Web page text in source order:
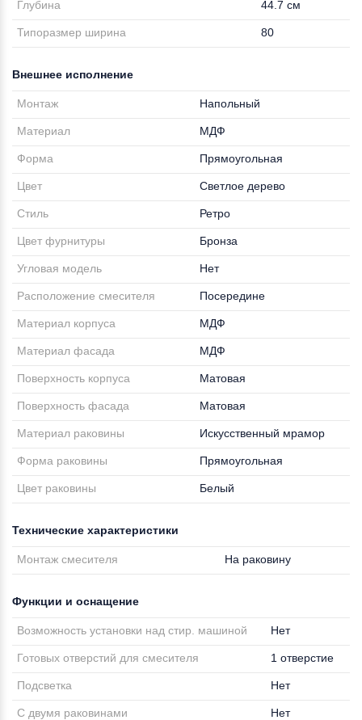
Глубина 44.7 см
Типоразмер ширина 80
Внешнее исполнение
Монтаж Напольный
Материал МДФ
Форма Прямоугольная
Цвет Светлое дерево
Стиль Ретро
Цвет фурнитуры Бронза
Угловая модель Нет
Расположение смесителя Посередине
Материал корпуса МДФ
Материал фасада МДФ
Поверхность корпуса Матовая
Поверхность фасада Матовая
Материал раковины Искусственный мрамор
Форма раковины Прямоугольная
Цвет раковины Белый
Технические характеристики
Монтаж смесителя На раковину
Функции и оснащение
Возможность установки над стир. машиной Нет
Готовых отверстий для смесителя 1 отверстие
Подсветка Нет
С двумя раковинами Нет